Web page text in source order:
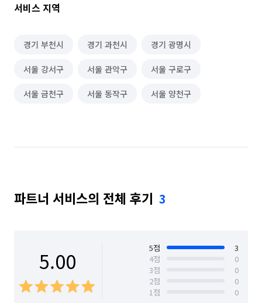
서비스 지역
경기 부천시 경기 과천시 경기 광명시
서울 강서구 서울 관악구 서울 구로구
서울 금천구 서울 동작구 서울 양천구
파트너 서비스의 전체 후기 3
5.00 5점
3
4점
0
3점
0
2점
0
1점
0